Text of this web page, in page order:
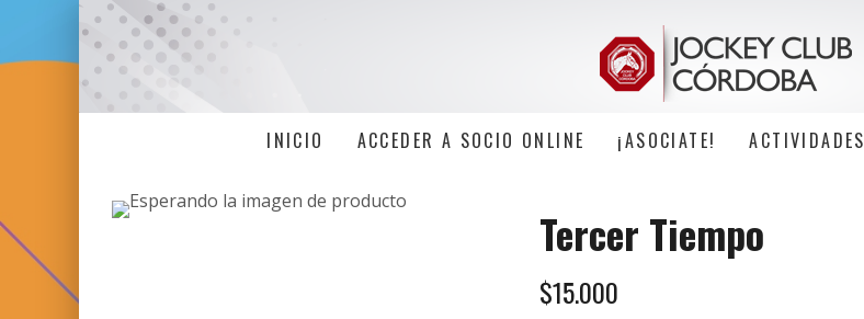
INICIO ACCEDER A SOCIO ONLINE ¡ASOCIATE! ACTIVIDADES
Tercer Tiempo
$15.000